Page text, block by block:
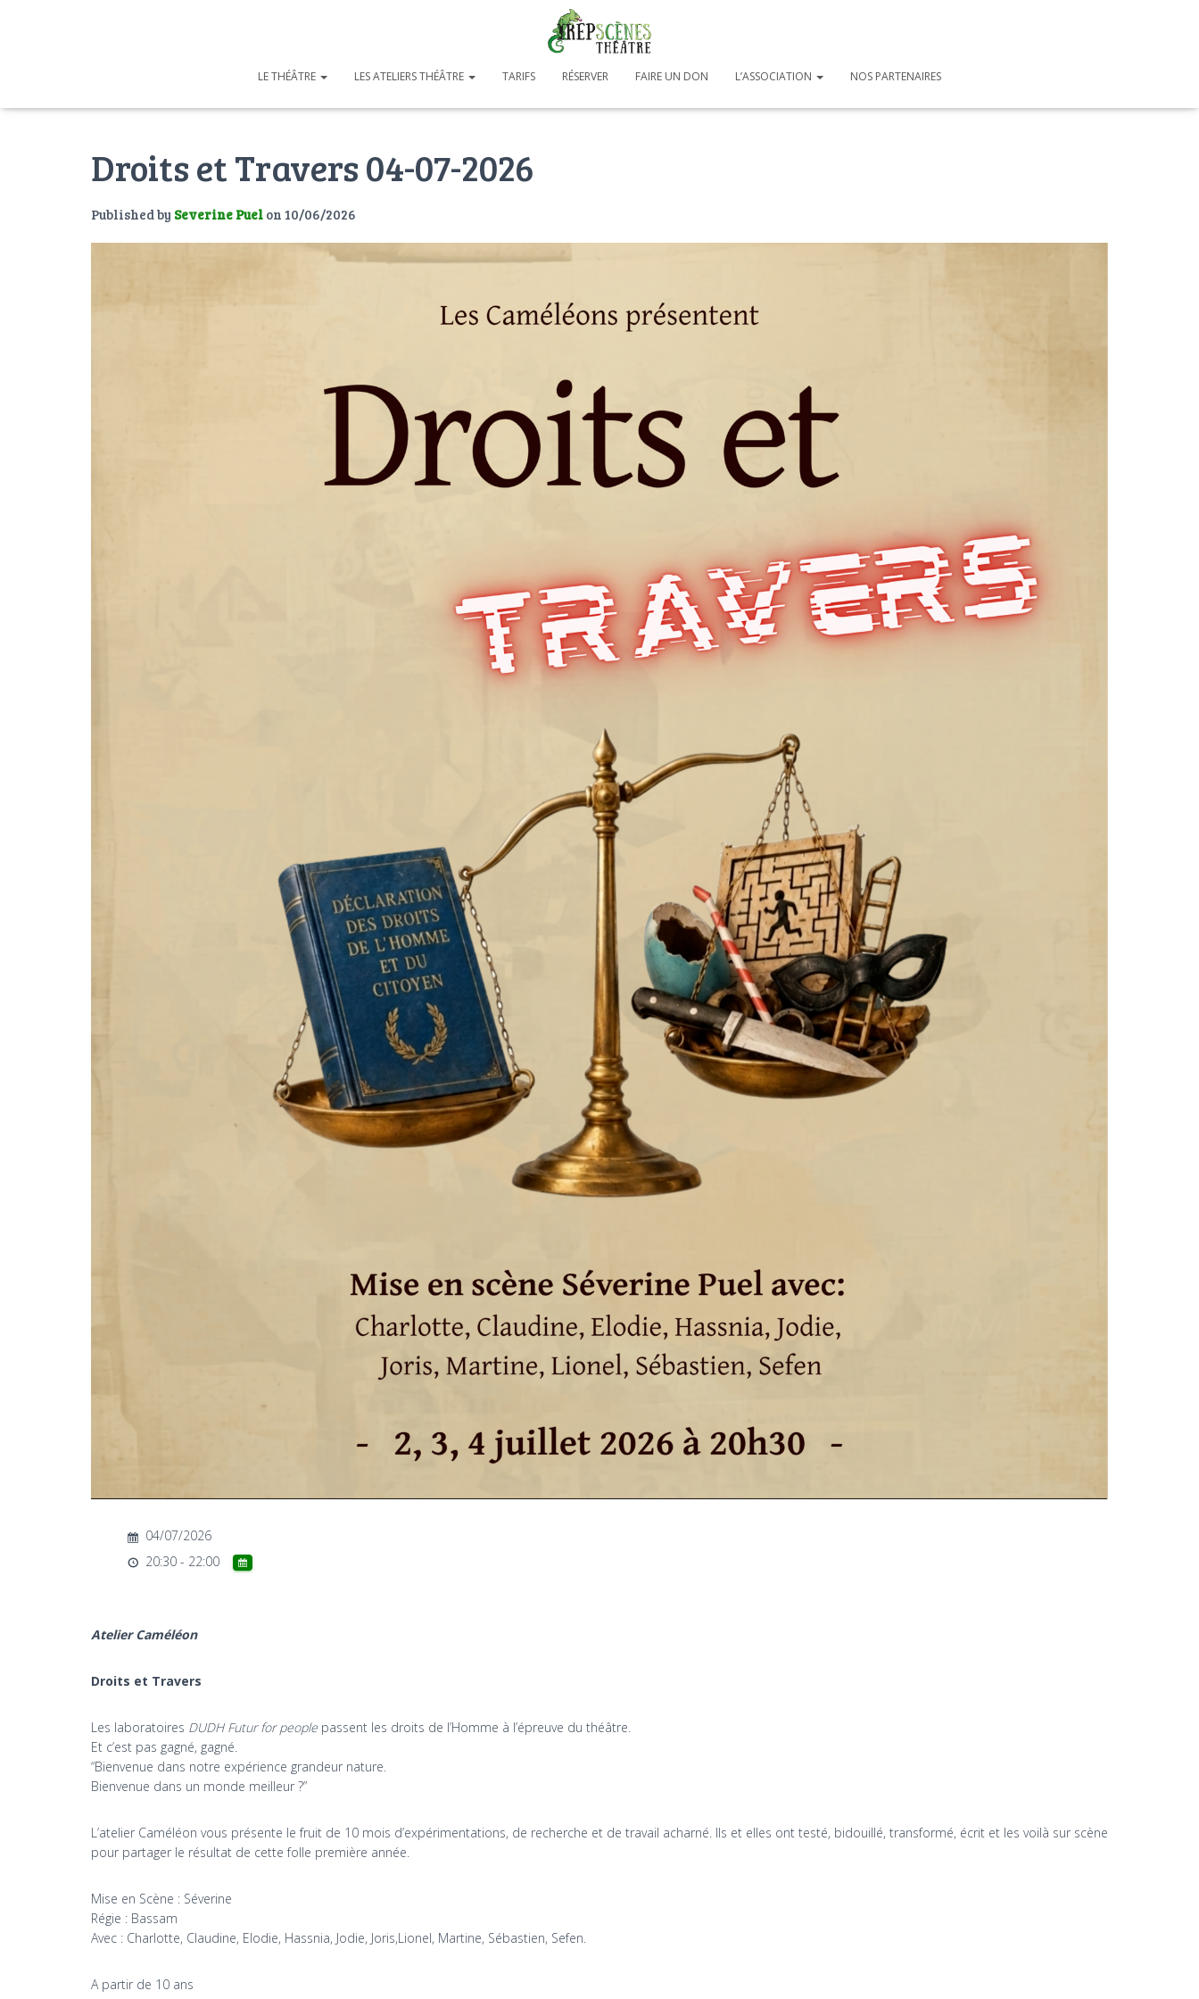
LE THÉÂTRE LES ATELIERS THÉÂTRE TARIFS RÉSERVER FAIRE UN DON L’ASSOCIATION NOS PARTENAIRES
Droits et Travers 04-07-2026
Published by Severine Puel on 10/06/2026
04/07/2026
20:30 - 22:00
Atelier Caméléon
Droits et Travers
Les laboratoires DUDH Futur for people passent les droits de l’Homme à l’épreuve du théâtre.
Et c’est pas gagné, gagné.
“Bienvenue dans notre expérience grandeur nature.
Bienvenue dans un monde meilleur ?”
L’atelier Caméléon vous présente le fruit de 10 mois d’expérimentations, de recherche et de travail acharné. Ils et elles ont testé, bidouillé, transformé, écrit et les voilà sur scène
pour partager le résultat de cette folle première année.
Mise en Scène : Séverine
Régie : Bassam
Avec : Charlotte, Claudine, Elodie, Hassnia, Jodie, Joris,Lionel, Martine, Sébastien, Sefen.
A partir de 10 ans